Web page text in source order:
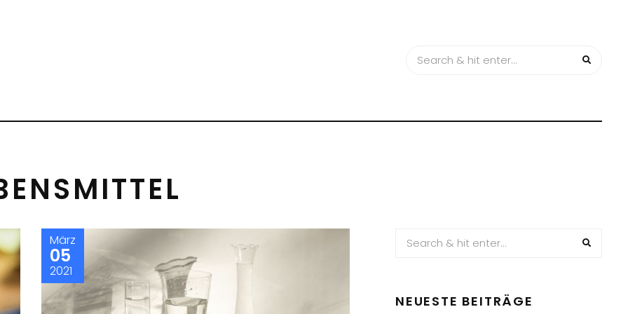
März
05
2021
NEUESTE BEITRÄGE